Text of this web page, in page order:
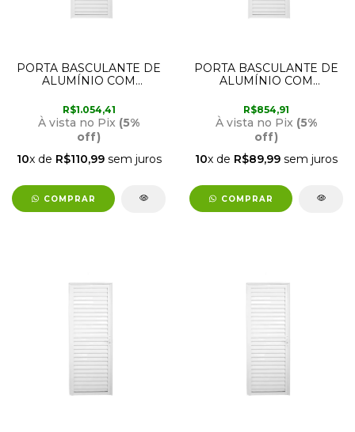
PORTA BASCULANTE DE
ALUMÍNIO COM
DIREITA 2,10M X 90CM
BRANCA LUX
R$1.054,41
À vista no Pix (5%
off)
10x de R$110,99sem juros
COMPRAR
PORTA BASCULANTE DE
ALUMÍNIO COM
DIREITA 2,10M X 80CM
BRANCA LUX
R$854,91
À vista no Pix (5%
off)
10x de R$89,99 sem juros
COMPRAR